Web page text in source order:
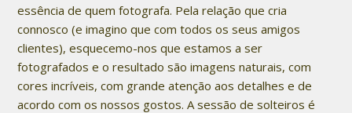
essência de quem fotografa. Pela relação que cria
connosco (e imagino que com todos os seus amigos
clientes), esquecemo-nos que estamos a ser
fotografados e o resultado são imagens naturais, com
cores incríveis, com grande atenção aos detalhes e de
acordo com os nossos gostos. A sessão de solteiros é